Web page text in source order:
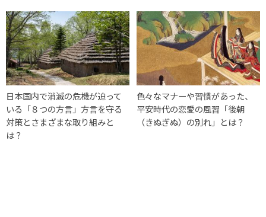
日本国内で消滅の危機が迫って
いる「８つの方言」方言を守る
対策とさまざまな取り組みと
は？
色々なマナーや習慣があった、
平安時代の恋愛の風習「後朝
（きぬぎぬ）の別れ」とは？